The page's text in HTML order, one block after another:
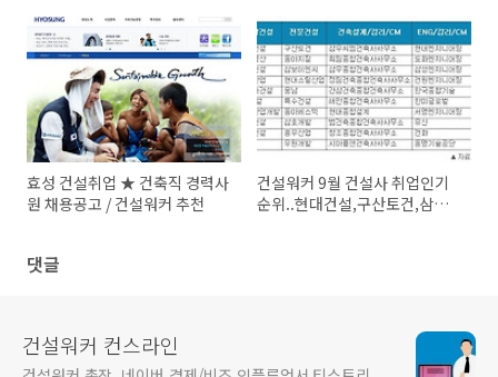
뉴스
효성 건설취업 ★ 건축직 경력사
원 채용공고 / 건설워커 추천
건설워커 9월 건설사 취업인기
순위..현대건설,구산토건,삼우
댓글
건설워커 컨스라인